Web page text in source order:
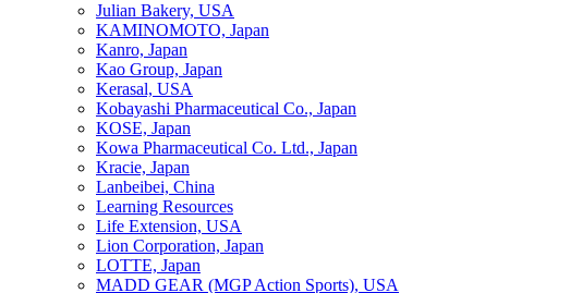
Julian Bakery, USA
KAMINOMOTO, Japan
Kanro, Japan
Kao Group, Japan
Kerasal, USA
Kobayashi Pharmaceutical Co., Japan
KOSE, Japan
Kowa Pharmaceutical Co. Ltd., Japan
Kracie, Japan
Lanbeibei, China
Learning Resources
Life Extension, USA
Lion Corporation, Japan
LOTTE, Japan
MADD GEAR (MGP Action Sports), USA